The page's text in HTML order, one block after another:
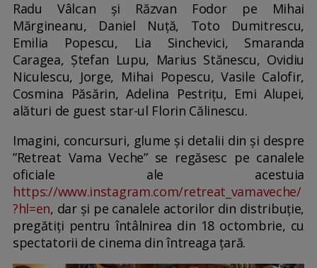
Radu Vâlcan și Răzvan Fodor pe Mihai
Mărgineanu, Daniel Nuță, Toto Dumitrescu,
Emilia Popescu, Lia Sinchevici, Smaranda
Caragea, Ștefan Lupu, Marius Stănescu, Ovidiu
Niculescu, Jorge, Mihai Popescu, Vasile Calofir,
Cosmina Păsărin, Adelina Pestrițu, Emi Alupei,
alături de guest star-ul Florin Călinescu.
Imagini, concursuri, glume și detalii din și despre
”Retreat Vama Veche” se regăsesc pe canalele
oficiale ale acestuia
https://www.instagram.com/retreat_vamaveche/
?hl=en, dar și pe canalele actorilor din distribuție,
pregătiți pentru întâlnirea din 18 octombrie, cu
spectatorii de cinema din întreaga țară.